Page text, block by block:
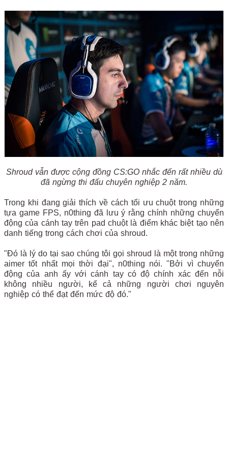
Shroud vẫn được cộng đồng CS:GO nhắc đến rất nhiều dù
đã ngừng thi đấu chuyên nghiệp 2 năm.
Trong khi đang giải thích về cách tối ưu chuột trong những
tựa game FPS, n0thing đã lưu ý rằng chính những chuyển
động của cánh tay trên pad chuột là điểm khác biệt tạo nên
danh tiếng trong cách chơi của shroud.
"Đó là lý do tại sao chúng tôi gọi shroud là một trong những
aimer tốt nhất mọi thời đại", n0thing nói. "Bởi vì chuyển
động của anh ấy với cánh tay có độ chính xác đến nỗi
không nhiều người, kể cả những người chơi nguyên
nghiệp có thể đạt đến mức độ đó."